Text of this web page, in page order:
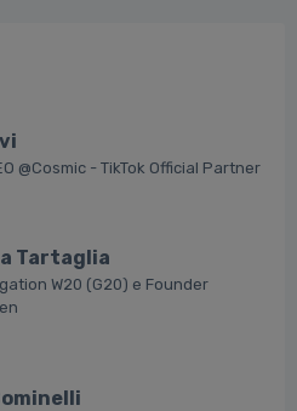
@Cosmic - TikTok Official Partner
Tartaglia
W20 (G20) e Founder